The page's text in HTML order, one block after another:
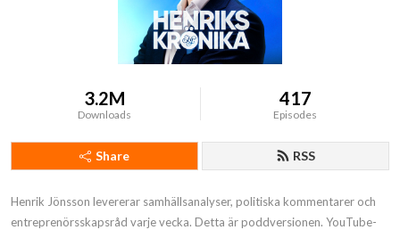
3.2M
Downloads
417
Episodes
Share RSS
Henrik Jönsson levererar samhällsanalyser, politiska kommentarer och
entreprenörsskapsråd varje vecka. Detta är poddversionen. YouTube-